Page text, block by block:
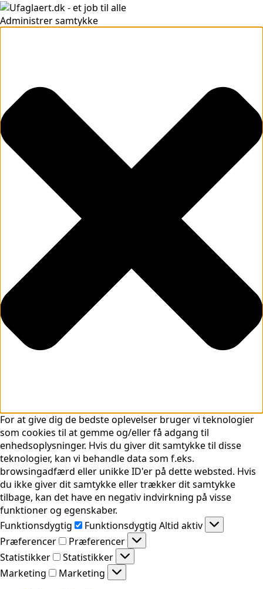
Administrer samtykke
For at give dig de bedste oplevelser bruger vi teknologier
som cookies til at gemme og/eller få adgang til
enhedsoplysninger. Hvis du giver dit samtykke til disse
teknologier, kan vi behandle data som f.eks.
browsingadfærd eller unikke ID'er på dette websted. Hvis
du ikke giver dit samtykke eller trækker dit samtykke
tilbage, kan det have en negativ indvirkning på visse
funktioner og egenskaber.
Funktionsdygtig
Funktionsdygtig Altid aktiv
Præferencer
Præferencer
Statistikker
Statistikker
Marketing
Marketing